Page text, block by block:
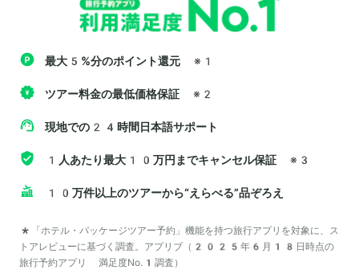
最大5%分のポイント還元 ※1
ツアー料金の最低価格保証 ※2
現地での24時間日本語サポート
1人あたり最大10万円までキャンセル保証 ※3
10万件以上のツアーから“えらべる”品ぞろえ
*「ホテル・パッケージツアー予約」機能を持つ旅行アプリを対象に、ス
トアレビューに基づく調査。アプリブ（2025年6月18日時点の
旅行予約アプリ 満足度No.1調査）